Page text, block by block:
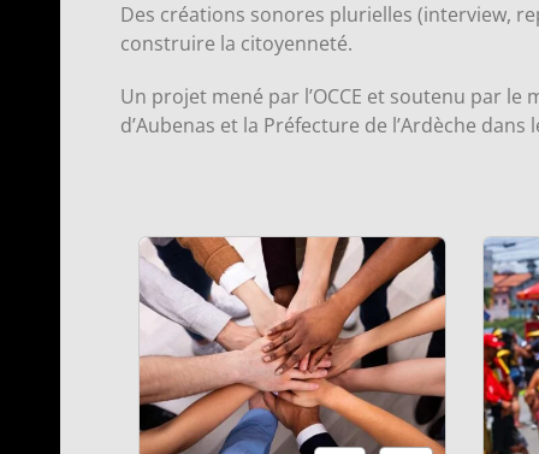
Des créations sonores plurielles (interview,
construire la citoyenneté.
Un projet mené par l’OCCE et soutenu par le
d’Aubenas et la Préfecture de l’Ardèche dans